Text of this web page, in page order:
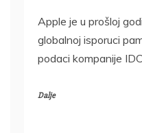
Apple je u prošloj
globalnoj isporuci
podaci kompanije
Dalje